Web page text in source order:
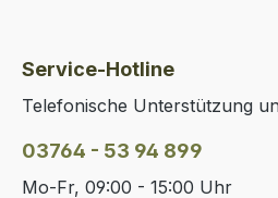
Service-Hotline
Telefonische Unterstützung
03764 - 53 94 899
Mo-Fr, 09:00 - 15:00 Uhr